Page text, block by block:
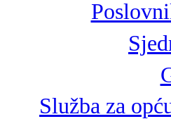
Služba za